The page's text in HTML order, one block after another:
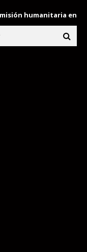
humanitaria enviada a